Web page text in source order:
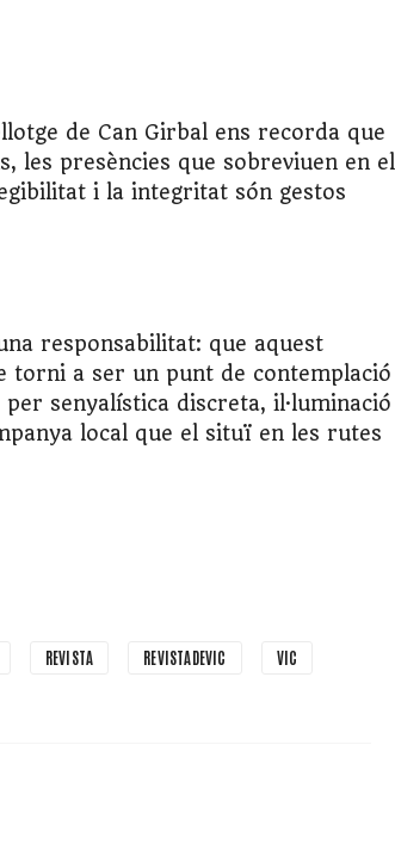
de Can Girbal ens recorda que
les presències que sobreviuen en el
i la integritat són gestos
responsabilitat: que aquest
torni a ser un punt de contemplació
senyalística discreta, il·luminació
local que el situï en les rutes
REVISTA REVISTADEVIC VIC